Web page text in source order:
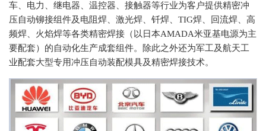
车、电力、继电器、温控器、接触器等行业为客户提供精密冲
压自动铆接组件及电阻焊、激光焊、钎焊、TIG焊、回流焊、高
频焊、火焰焊等各类精密焊接（以日本AMADA米亚基电源为主
要配套）的自动化生产成套组件。除此之外还为军工及航天工
业配套大型专用冲压自动装配模具及精密焊接技术。